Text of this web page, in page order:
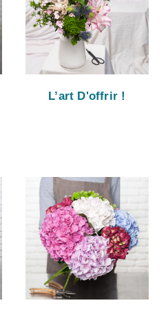
L’art D'offrir !